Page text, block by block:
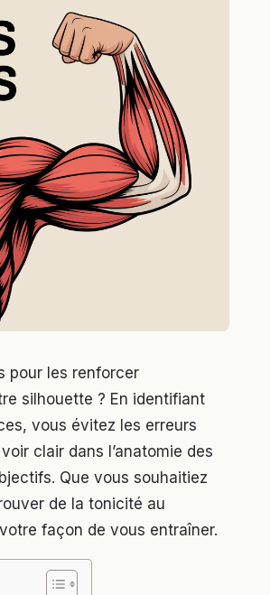
pour les renforcer
silhouette ? En identifiant
vous évitez les erreurs
clair dans l’anatomie des
Que vous souhaitiez
de la tonicité au
façon de vous entraîner.